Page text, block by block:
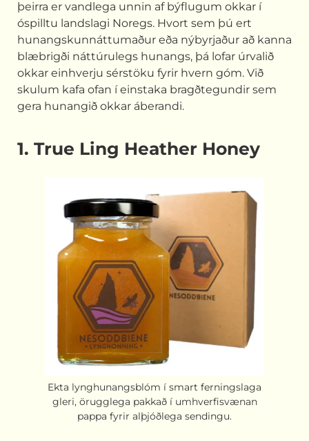
þeirra er vandlega unnin af býflugum okkar í
óspilltu landslagi Noregs. Hvort sem þú ert
hunangskunnáttumaður eða nýbyrjaður að kanna
blæbrigði náttúrulegs hunangs, þá lofar úrvalið
okkar einhverju sérstöku fyrir hvern góm. Við
skulum kafa ofan í einstaka bragðtegundir sem
gera hunangið okkar áberandi.
1. True Ling Heather Honey
Ekta lynghunangsblóm í smart ferningslaga
gleri, örugglega pakkað í umhverfisvænan
pappa fyrir alþjóðlega sendingu.